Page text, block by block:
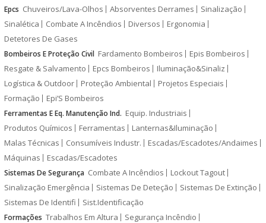
Epcs Chuveiros/Lava-Olhos Absorventes Derrames
Sinalização
Sinalética
Combate A Incêndios Diversos
Ergonomia
Detetores De Gases
Bombeiros E Proteção Civil Fardamento Bombeiros
Epis Bombeiros
Resgate & Salvamento
Epcs Bombeiros
Iluminação&Sinaliz
Logística & Outdoor
Proteção Ambiental
Projetos Especiais
Formação
Epi’S Bombeiros
Ferramentas E Eq. Manutenção Ind. Equip. Industriais
Produtos Químicos
Ferramentas
Lanternas&Iluminação
Malas Técnicas
Consumíveis Industr.
Escadas/Escadotes/Andaimes
Máquinas
Escadas/Escadotes
Sistemas De Segurança Combate A Incêndios
Lockout Tagout
Sinalização Emergência
Sistemas De Deteção
Sistemas De Extinção
Sistemas De Identifi
Sist.Identificação
Formações Trabalhos Em Altura
Segurança Incêndio